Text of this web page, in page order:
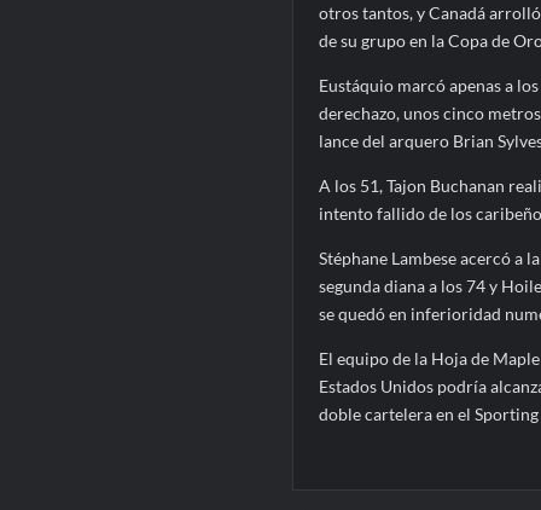
otros tantos, y Canadá
de su grupo en la Copa de
Eustáquio marcó apenas a
derechazo, unos cinco
lance del arquero Brian
A los 51, Tajon Buchanan
intento fallido de los
Stéphane Lambese acercó a
segunda diana a los 74 y
se quedó en inferioridad
El equipo de la Hoja de
Estados Unidos podría
doble cartelera en el